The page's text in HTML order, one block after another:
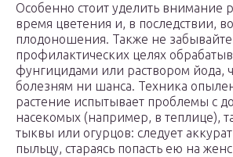
Особенно стоит уделить внимание
время цветения и, в последствии,
плодоношения. Также не
профилактических целях
фунгицидами или раствором йода,
болезням ни шанса. Техника
растение испытывает проблемы с
насекомых (например, в теплице),
тыквы или огурцов: следует
пыльцу, стараясь попасть ею на